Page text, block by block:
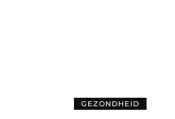
GEZONDHEID